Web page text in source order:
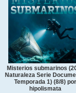
Misterios submarinos
Naturaleza Serie
Temporada 1) (8/8) por
hipolismata